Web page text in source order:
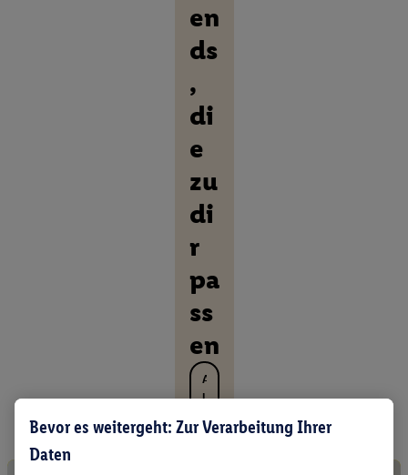
en
ds
,
di
e
zu
di
r
pa
ss
en
A
l
e
Bevor es weitergeht: Zur Verarbeitung Ihrer
Daten